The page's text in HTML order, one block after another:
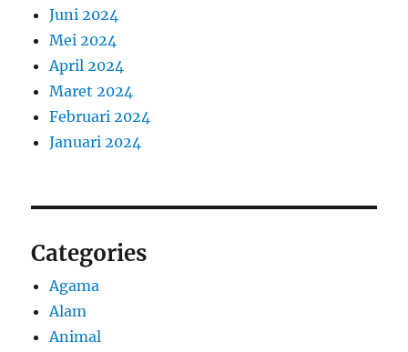
Juni 2024
Mei 2024
April 2024
Maret 2024
Februari 2024
Januari 2024
Categories
Agama
Alam
Animal